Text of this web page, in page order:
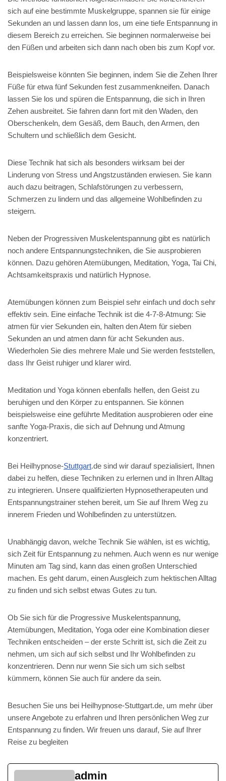
sich auf eine bestimmte Muskelgruppe, spannen sie für einige
Sekunden an und lassen dann los, um eine tiefe Entspannung in
diesem Bereich zu erreichen. Sie beginnen normalerweise bei
den Füßen und arbeiten sich dann nach oben bis zum Kopf vor.
Beispielsweise könnten Sie beginnen, indem Sie die Zehen Ihrer
Füße für etwa fünf Sekunden fest zusammenkneifen. Danach
lassen Sie los und spüren die Entspannung, die sich in Ihren
Zehen ausbreitet. Sie fahren dann fort mit den Waden, den
Oberschenkeln, dem Gesäß, dem Bauch, den Armen, den
Schultern und schließlich dem Gesicht.
Diese Technik hat sich als besonders wirksam bei der
Linderung von Stress und Angstzuständen erwiesen. Sie kann
auch dazu beitragen, Schlafstörungen zu verbessern,
Schmerzen zu lindern und das allgemeine Wohlbefinden zu
steigern.
Neben der Progressiven Muskelentspannung gibt es natürlich
noch andere Entspannungstechniken, die Sie ausprobieren
können. Dazu gehören Atemübungen, Meditation, Yoga, Tai Chi,
Achtsamkeitspraxis und natürlich Hypnose.
Atemübungen können zum Beispiel sehr einfach und doch sehr
effektiv sein. Eine einfache Technik ist die 4-7-8-Atmung: Sie
atmen für vier Sekunden ein, halten den Atem für sieben
Sekunden an und atmen dann für acht Sekunden aus.
Wiederholen Sie dies mehrere Male und Sie werden feststellen,
dass Ihr Geist ruhiger und klarer wird.
Meditation und Yoga können ebenfalls helfen, den Geist zu
beruhigen und den Körper zu entspannen. Sie können
beispielsweise eine geführte Meditation ausprobieren oder eine
sanfte Yoga-Praxis, die sich auf Dehnung und Atmung
konzentriert.
Bei Heilhypnose-Stuttgart.de sind wir darauf spezialisiert, Ihnen
dabei zu helfen, diese Techniken zu erlernen und in Ihren Alltag
zu integrieren. Unsere qualifizierten Hypnosetherapeuten und
Entspannungstrainer stehen bereit, um Sie auf Ihrem Weg zu
innerem Frieden und Wohlbefinden zu unterstützen.
Unabhängig davon, welche Technik Sie wählen, ist es wichtig,
sich Zeit für Entspannung zu nehmen. Auch wenn es nur wenige
Minuten am Tag sind, kann das einen großen Unterschied
machen. Es geht darum, einen Ausgleich zum hektischen Alltag
zu finden und sich selbst etwas Gutes zu tun.
Ob Sie sich für die Progressive Muskelentspannung,
Atemübungen, Meditation, Yoga oder eine Kombination dieser
Techniken entscheiden – der erste Schritt ist, sich die Zeit zu
nehmen, um sich auf sich selbst und Ihr Wohlbefinden zu
konzentrieren. Denn nur wenn Sie sich um sich selbst
kümmern, können Sie auch für andere da sein.
Besuchen Sie uns bei Heilhypnose-Stuttgart.de, um mehr über
unsere Angebote zu erfahren und Ihren persönlichen Weg zur
Entspannung zu finden. Wir freuen uns darauf, Sie auf Ihrer
Reise zu begleiten
admin